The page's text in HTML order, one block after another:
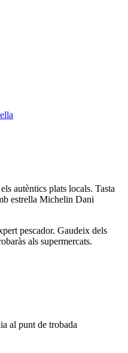
autèntics plats locals. Tasta
estrella Michelin Dani
pescador. Gaudeix dels
als supermercats.
al punt de trobada